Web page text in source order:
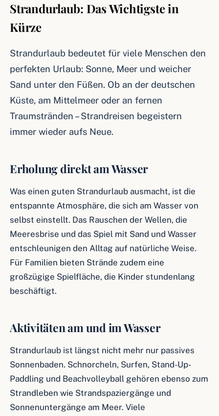
Strandurlaub: Das Wichtigste in
Kürze
Strandurlaub bedeutet für viele Menschen den
perfekten Urlaub: Sonne, Meer und weicher
Sand unter den Füßen. Ob an der deutschen
Küste, am Mittelmeer oder an fernen
Traumstränden – Strandreisen begeistern
immer wieder aufs Neue.
Erholung direkt am Wasser
Was einen guten Strandurlaub ausmacht, ist die
entspannte Atmosphäre, die sich am Wasser von
selbst einstellt. Das Rauschen der Wellen, die
Meeresbrise und das Spiel mit Sand und Wasser
entschleunigen den Alltag auf natürliche Weise.
Für Familien bieten Strände zudem eine
großzügige Spielfläche, die Kinder stundenlang
beschäftigt.
Aktivitäten am und im Wasser
Strandurlaub ist längst nicht mehr nur passives
Sonnenbaden. Schnorcheln, Surfen, Stand-Up-
Paddling und Beachvolleyball gehören ebenso zum
Strandleben wie Strandspaziergänge und
Sonnenuntergänge am Meer. Viele